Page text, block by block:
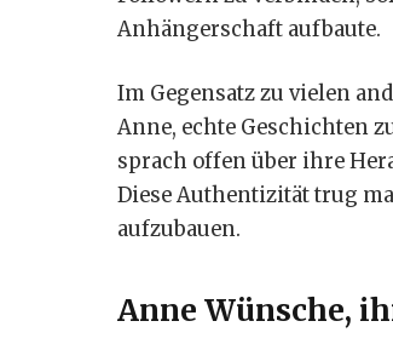
Anhängerschaft aufbaute.
Im Gegensatz zu vielen
Anne, echte Geschichten
sprach offen über ihre
Diese Authentizität trug
aufzubauen.
Anne Wünsche,